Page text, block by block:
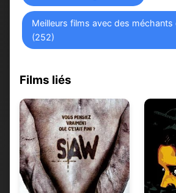
Meilleurs films avec des méchants
(252)
Films liés